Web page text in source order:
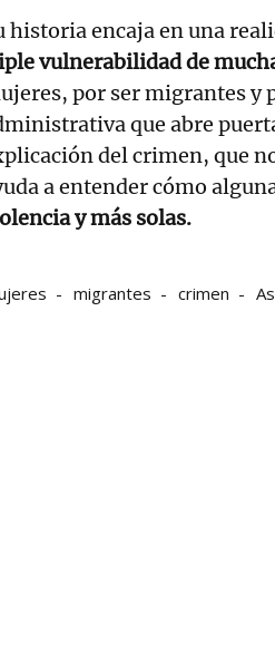
historia encaja en una
vulnerabilidad de
por ser migrantes y
que abre
del crimen, que
a entender cómo
y más solas.
migrantes crimen